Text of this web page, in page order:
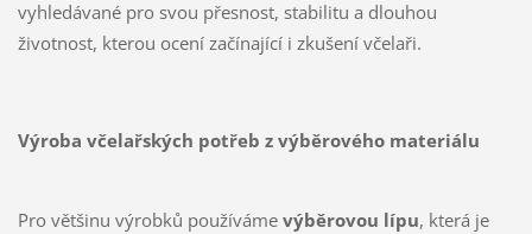
vyhledávané pro svou přesnost, stabilitu a dlouhou
životnost, kterou ocení začínající i zkušení včelaři.
Výroba včelařských potřeb z výběrového materiálu
Pro většinu výrobků používáme výběrovou lípu, která je